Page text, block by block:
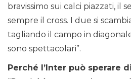
bravissimo sui calci piazzati, il
sempre il cross. I due si
tagliando il campo in
sono spettacolari”.
Perché l’Inter può sperare